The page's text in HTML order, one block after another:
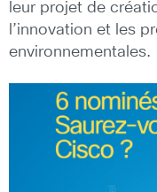
leur projet de
l’innovation et les
environnementales.